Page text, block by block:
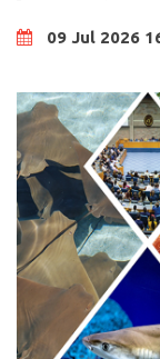
09 Jul 2026